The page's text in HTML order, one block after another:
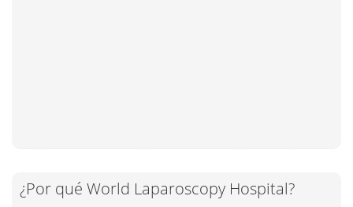
¿Por qué World Laparoscopy Hospital?